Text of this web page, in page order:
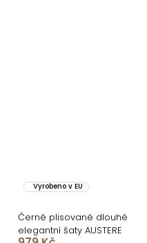
Vyrobeno v EU
Černé plisované dlouhé
elegantní šaty AUSTERE